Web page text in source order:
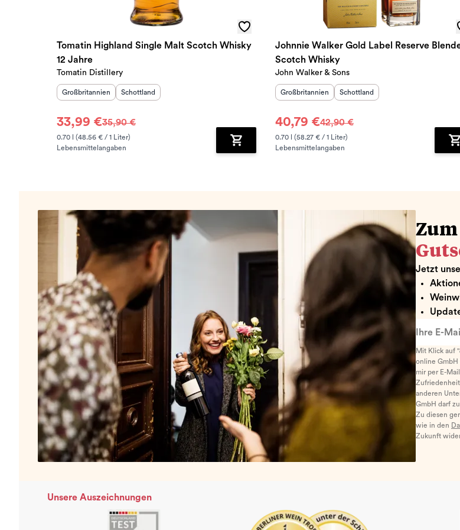
Tomatin Highland Single Malt Scotch Whisky
12 Jahre
Tomatin Distillery
Herkunftsland:
Großbritannien Herkunftsregion
Schottland
33,99 €35,90 €
0.70 l (48.56 € / 1 Liter)
Lebensmittelangaben
Zum Warenkorb hinzufügen
Johnnie Walker Gold Label Reserve
Scotch Whisky
John Walker & Sons
Herkunftsland:
Großbritannien Herkunftsregion
Schottland
40,79 €42,90 €
0.70 l (58.27 € / 1 Liter)
Lebensmittelangaben
Jetzt
Mit Klick auf
online GmbH
mir per E-
anderen
GmbH darf
Zu diesen
wie in den
Zukunft
Unsere Auszeichnungen